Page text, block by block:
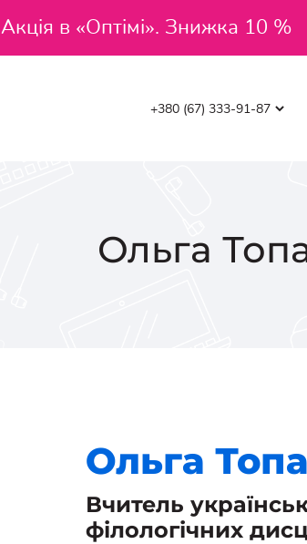
Акція в «Оптімі». Знижка 10 %
Ольга
Ольга
Вчитель
філологічних